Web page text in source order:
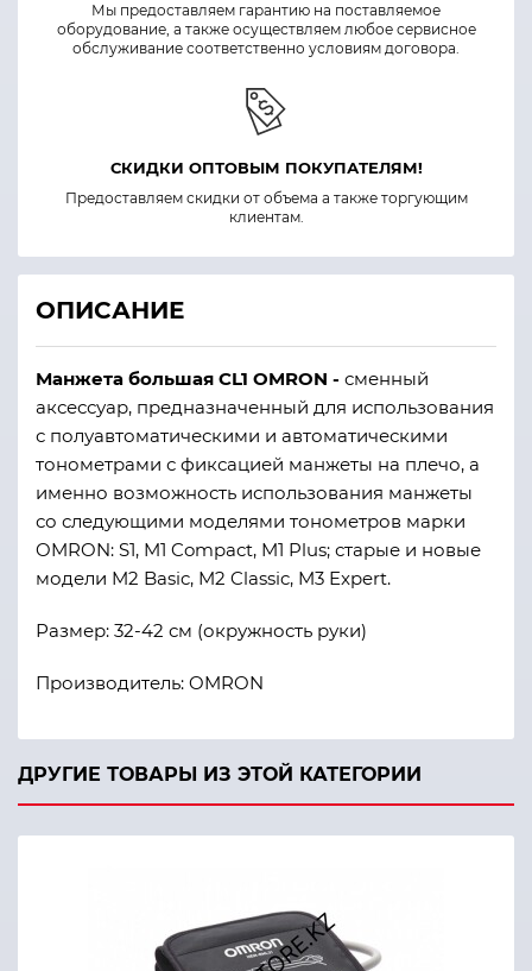
Мы предоставляем гарантию на поставляемое
оборудование, а также осуществляем любое сервисное
обслуживание соответственно условиям договора.
СКИДКИ ОПТОВЫМ ПОКУПАТЕЛЯМ!
Предоставляем скидки от объема а также торгующим
клиентам.
ОПИСАНИЕ
Манжета большая CL1 OMRON - сменный
аксессуар, предназначенный для использования
с полуавтоматическими и автоматическими
тонометрами с фиксацией манжеты на плечо, а
именно возможность использования манжеты
со следующими моделями тонометров марки
OMRON: S1, M1 Compact, M1 Plus; старые и новые
модели M2 Basic, M2 Classic, M3 Expert.
Размер: 32-42 см (окружность руки)
Производитель: OMRON
ДРУГИЕ ТОВАРЫ ИЗ ЭТОЙ КАТЕГОРИИ